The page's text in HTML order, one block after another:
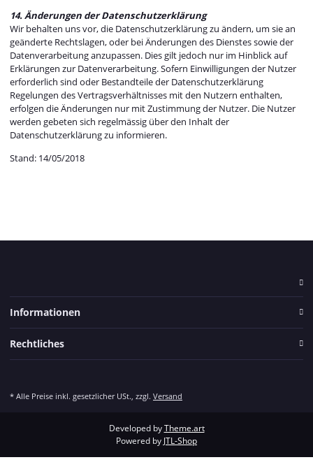
14. Änderungen der Datenschutzerklärung
Wir behalten uns vor, die Datenschutzerklärung zu ändern, um sie an
geänderte Rechtslagen, oder bei Änderungen des Dienstes sowie der
Datenverarbeitung anzupassen. Dies gilt jedoch nur im Hinblick auf
Erklärungen zur Datenverarbeitung. Sofern Einwilligungen der Nutzer
erforderlich sind oder Bestandteile der Datenschutzerklärung
Regelungen des Vertragsverhältnisses mit den Nutzern enthalten,
erfolgen die Änderungen nur mit Zustimmung der Nutzer. Die Nutzer
werden gebeten sich regelmässig über den Inhalt der
Datenschutzerklärung zu informieren.
Stand: 14/05/2018
Informationen
Rechtliches
* Alle Preise inkl. gesetzlicher USt., zzgl. Versand
Developed byTheme.art
Powered by JTL-Shop